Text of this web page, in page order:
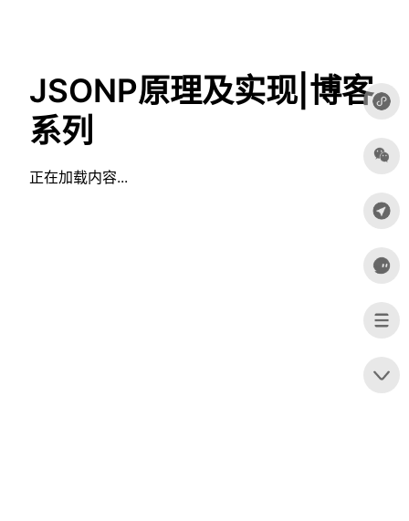
JSONP原理及实现|博客
系列
正在加载内容...